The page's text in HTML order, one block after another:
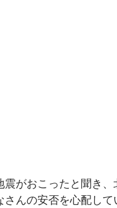
震がおこったと聞き
さんの安否を心配し